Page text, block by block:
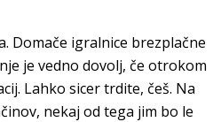
Domače igralnice brezplačne
je vedno dovolj, če otrokom
Lahko sicer trdite, češ. Na
nekaj od tega jim bo le